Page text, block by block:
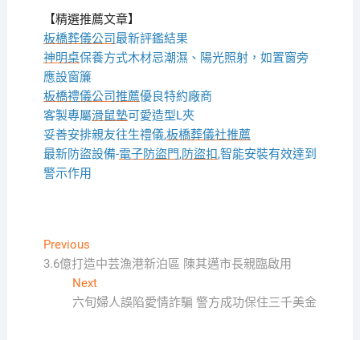
【精選推薦文章】
板橋葬儀公司最新評鑑結果
神明桌保養方式木材忌潮濕、陽光照射，如置窗旁
應設窗簾
板橋禮儀公司推薦優良特約廠商
客製專屬滑鼠墊可愛造型L夾
妥善安排親友往生禮儀,板橋葬儀社推薦
最新防盜設備-電子防盜門,防盜扣,智能安裝有效達到
警示作用
文
章
PreviousPrevious
post:
3.6億打造中芸漁港新泊區 陳其邁市長親臨啟用
NextNext
post:
六旬婦人誤陷愛情詐騙 警方成功保住三千美金